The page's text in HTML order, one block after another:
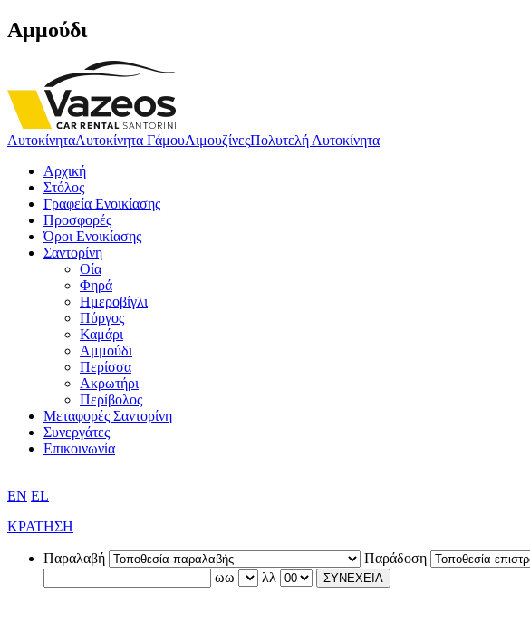
Αμμούδι
ΑυτοκίνηταΑυτοκίνητα ΓάμουΛιμουζίνεςΠολυτελή Αυτοκίνητα
Αρχική
Στόλος
Γραφεία Ενοικίασης
Προσφορές
Όροι Ενοικίασης
Σαντορίνη
Οία
Φηρά
Ημεροβίγλι
Πύργος
Καμάρι
Αμμούδι
Περίσσα
Ακρωτήρι
Περίβολος
Μεταφορές Σαντορίνη
Συνεργάτες
Επικοινωνία
EN EL
ΚΡΑΤΗΣΗ
Παραλαβή Παράδοση
ωω
λλ ΣΥΝΕΧΕΙΑ